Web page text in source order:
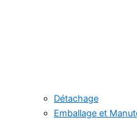
Détachage
Emballage et